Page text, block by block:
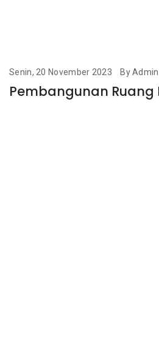
Senin, 20 November 2023 By Admin
Pembangunan Ruang